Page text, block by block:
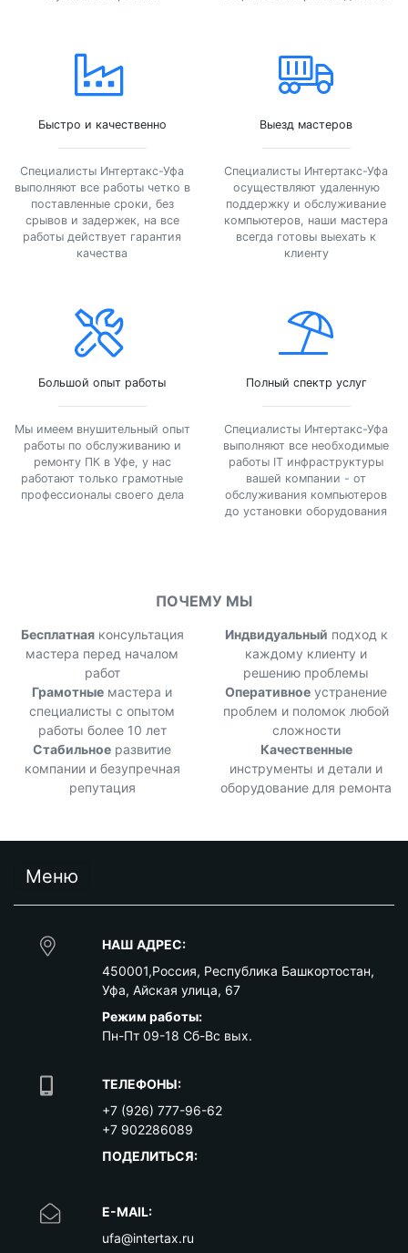
Быстро и качественно
Специалисты Интертакс-Уфа
выполняют все работы четко в
поставленные сроки, без
срывов и задержек, на все
работы действует гарантия
качества
Выезд мастеров
Специалисты Интертакс-Уфа
осуществляют удаленную
поддержку и обслуживание
компьютеров, наши мастера
всегда готовы выехать к
клиенту
Большой опыт работы
Мы имеем внушительный опыт
работы по обслуживанию и
ремонту ПК в Уфе, у нас
работают только грамотные
профессионалы своего дела
Полный спектр услуг
Специалисты Интертакс-Уфа
выполняют все необходимые
работы IT инфраструктуры
вашей компании - от
обслуживания компьютеров
до установки оборудования
ПОЧЕМУ МЫ
Бесплатнаяконсультация
мастера перед началом
работ
Индвидуальный подход к
каждому клиенту и
решению проблемы
Грамотные мастера и
специалисты с опытом
работы более 10 лет
Оперативное устранение
проблем и поломок любой
сложности
Стабильное развитие
компании и безупречная
репутация
Качественные
инструменты и детали и
оборудование для ремонта
Меню
НАШ АДРЕС:
450001,Россия, Республика Башкортостан,
Уфа, Айская улица, 67
Режим работы:
Пн-Пт 09-18 Сб-Вс вых.
ТЕЛЕФОНЫ:
+7 (926) 777-96-62
+7 902286089
ПОДЕЛИТЬСЯ:
E-MAIL:
ufa@intertax.ru